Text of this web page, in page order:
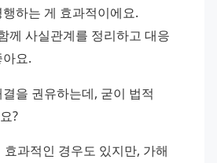
하는 게 효과적이에요.
께 사실관계를 정리하고 대응
요.
을 권유하는데, 굳이 법적
?
과적인 경우도 있지만, 가해